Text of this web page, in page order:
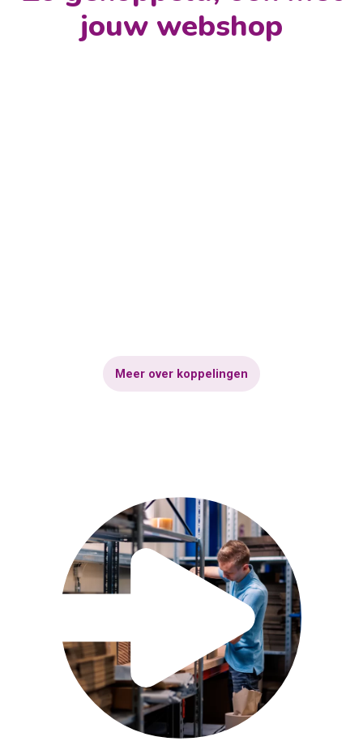
jouw webshop
Meer over koppelingen